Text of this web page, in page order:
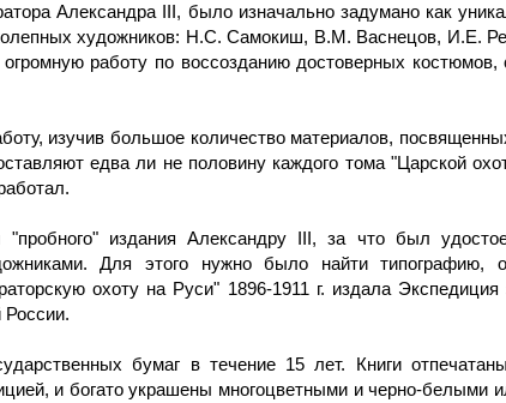
Александра III, было изначально задумано как
художников: Н.С. Самокиш, В.М. Васнецов, И.Е.
работу по воссозданию достоверных костюмов,
изучив большое количество материалов,
едва ли не половину каждого тома "Царской
издания Александру III, за что был
Для этого нужно было найти типографию,
охоту на Руси" 1896-1911 г. издала Экспедиция
России.
бумаг в течение 15 лет. Книги
и богато украшены многоцветными и черно-белыми